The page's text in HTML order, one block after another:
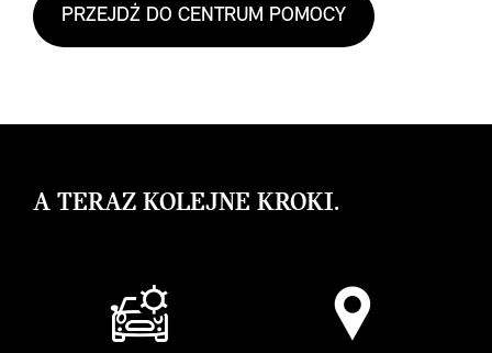
PRZEJDŹ DO CENTRUM POMOCY
A TERAZ KOLEJNE KROKI.